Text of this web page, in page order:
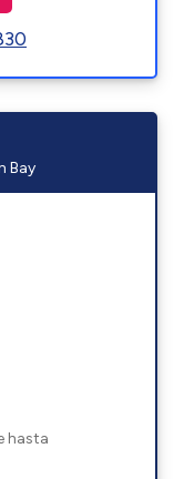
Bay
hasta